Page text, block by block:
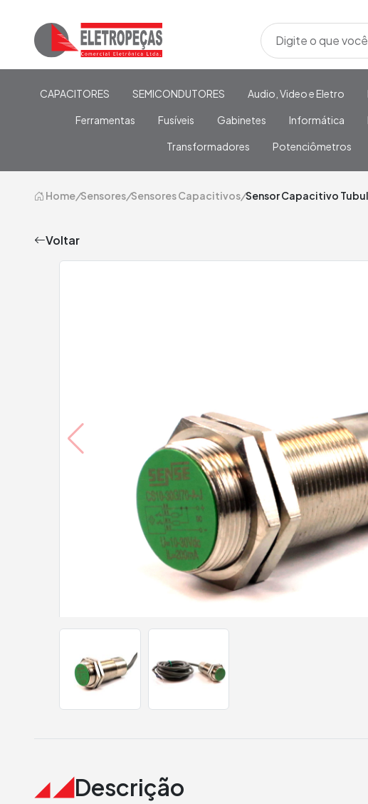
CAPACITORES SEMICONDUTORES Audio, Video e Eletro
Ferramentas Fusíveis Gabinetes Informática
Transformadores Potenciômetros
Home/Sensores/Sensores Capacitivos/Sensor Capacitivo
Voltar
Descrição